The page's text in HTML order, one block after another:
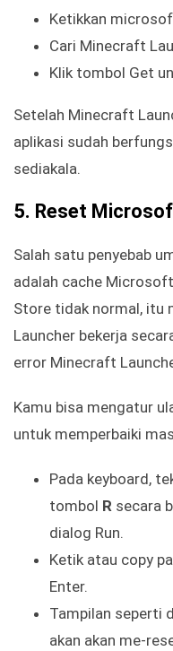
Ketikkan
Cari Minecraft
Klik tombol Get
Setelah Minecraft
aplikasi sudah
sediakala.
5. Reset
Salah satu penyebab
adalah cache
Store tidak normal, itu
Launcher bekerja
error Minecraft
Kamu bisa mengatur
untuk memperbaiki
Pada keyboard,
tombol R secara
dialog Run.
Ketik atau copy
Enter.
Tampilan seperti
akan akan me-